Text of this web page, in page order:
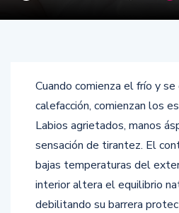
Cuando comienza el frío y se
calefacción, comienzan los
Labios agrietados, manos
sensación de tirantez. El
bajas temperaturas del
interior altera el equilibrio
debilitando su barrera